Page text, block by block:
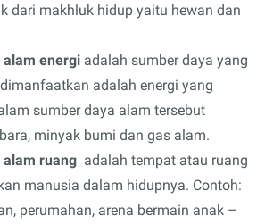
dari makhluk hidup yaitu hewan dan
alam energi adalah sumber daya yang
adalah energi yang
sumber daya alam tersebut
minyak bumi dan gas alam.
alam ruang adalah tempat atau ruang
manusia dalam hidupnya. Contoh:
perumahan, arena bermain anak –